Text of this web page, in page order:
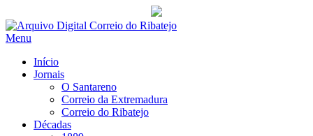
Saltar
para
Menu
Início
Jornais
O Santareno
Correio da Extremadura
Correio do Ribatejo
Décadas